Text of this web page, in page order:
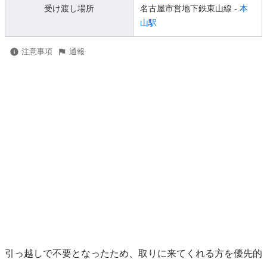
受け渡し場所
名古屋市営地下鉄東山線 - 本
山駅
注意事項 通報
引っ越しで不要となったため、取りに来てくれる方を優先的